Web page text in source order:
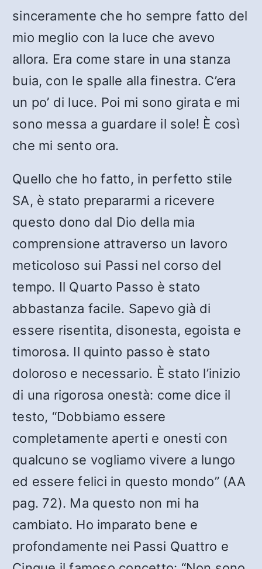
sinceramente che ho sempre fatto del
mio meglio con la luce che avevo
allora. Era come stare in una stanza
buia, con le spalle alla finestra. C’era
un po’ di luce. Poi mi sono girata e mi
sono messa a guardare il sole! È così
che mi sento ora.
Quello che ho fatto, in perfetto stile
SA, è stato prepararmi a ricevere
questo dono dal Dio della mia
comprensione attraverso un lavoro
meticoloso sui Passi nel corso del
tempo. Il Quarto Passo è stato
abbastanza facile. Sapevo già di
essere risentita, disonesta, egoista e
timorosa. Il quinto passo è stato
doloroso e necessario. È stato l’inizio
di una rigorosa onestà: come dice il
testo, “Dobbiamo essere
completamente aperti e onesti con
qualcuno se vogliamo vivere a lungo
ed essere felici in questo mondo” (AA
pag. 72). Ma questo non mi ha
cambiato. Ho imparato bene e
profondamente nei Passi Quattro e